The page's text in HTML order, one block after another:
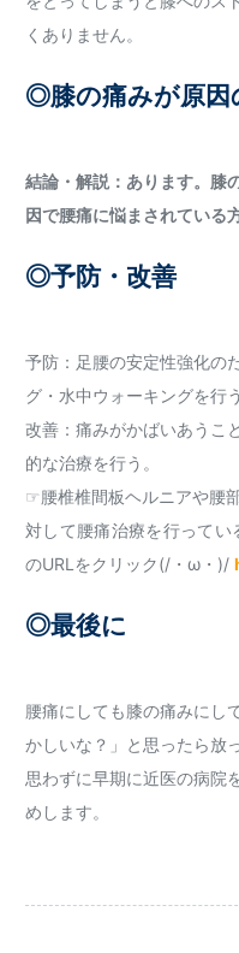
くありません。
◎膝の痛みが原因
結論・解説：あります。膝
因で腰痛に悩まされている
◎予防・改善
予防：足腰の安定性強化の
グ・水中ウォーキングを行う
改善：痛みがかばいあうこ
的な治療を行う。
☞腰椎椎間板ヘルニアや腰
対して腰痛治療を行ってい
のURLをクリック(/・ω・)/
◎最後に
腰痛にしても膝の痛みにし
かしいな？」と思ったら放
思わずに早期に近医の病院
めします。